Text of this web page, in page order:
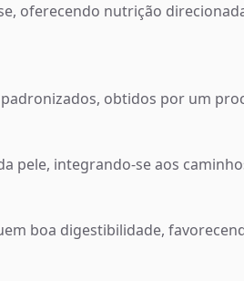
oferecendo nutrição
obtidos por um
pele, integrando-se aos
boa digestibilidade,